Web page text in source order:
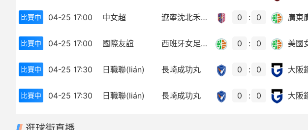
歐洲杯 世界杯
比賽中 04-25 17:00 中女超 遼寧沈北禾豐女足 0 : 0
比賽中 04-25 17:00 國際友誼 西班牙女足U16 0 : 0 美國
比賽中 04-25 17:30 日職聯(lián) 長崎成功丸 0 : 0 大阪
比賽中 04-25 17:30 日職聯(lián) 長崎成功丸 0 : 0 大阪